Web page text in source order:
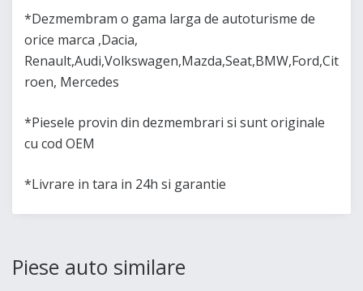
*Dezmembram o gama larga de autoturisme de
orice marca ,Dacia,
Renault,Audi,Volkswagen,Mazda,Seat,BMW,Ford,Cit
roen, Mercedes
*Piesele provin din dezmembrari si sunt originale
cu cod OEM
*Livrare in tara in 24h si garantie
Piese auto similare